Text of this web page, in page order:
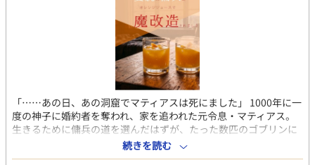
「……あの日、あの洞窟でマティアスは死にました」 1000年に一
度の神子に婚約者を奪われ、家を追われた元令息・マティアス。
生きるために傭兵の道を選んだはずが、たった数匹のゴブリンに
ボコボコにされ、無残な半死体となって洞窟の底へ突き落とされ
る。 死を待つだけだったマティアスの前に現れたのは、戦場で死
続きを読む